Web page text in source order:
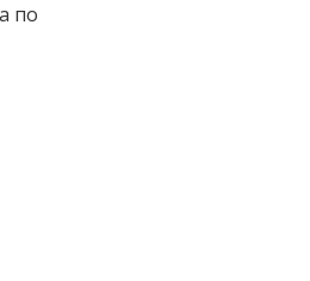
по